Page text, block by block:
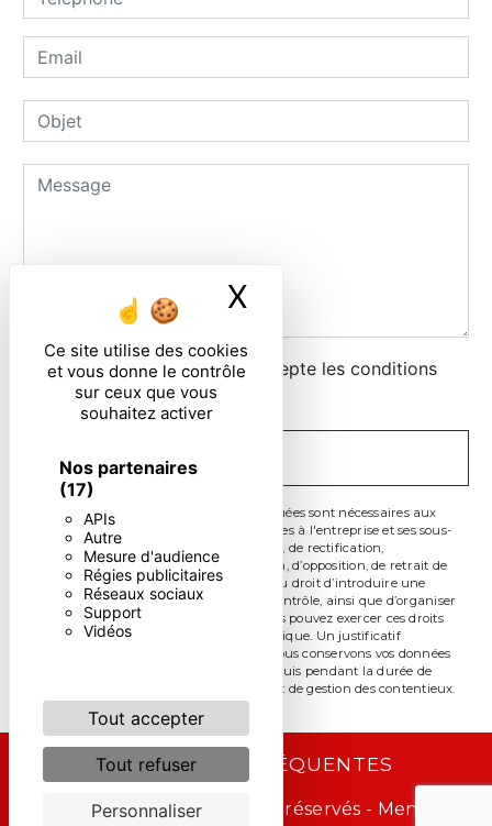
Ce site utilise des cookies
et vous donne le contrôle
sur ceux que vous
souhaitez activer
Nos partenaires
(17)
APIs
Autre
Mesure d'audience
Régies publicitaires
Réseaux sociaux
Support
Vidéos
Tout accepter
Tout refuser
Personnaliser
X
En cochant cette case, j'accepte les conditions
particulières ci-dessous **
** Les données personnelles communiquées sont nécessaires aux
fins de vous contacter. Elles sont destinées à l'entreprise et ses sous-
traitants. Vous disposez de droits d’accès, de rectification,
d’effacement, de portabilité, de limitation, d’opposition, de retrait de
votre consentement à tout moment et du droit d’introduire une
réclamation auprès d’une autorité de contrôle, ainsi que d’organiser
le sort de vos données post-mortem. Vous pouvez exercer ces droits
par voie postale ou par courrier électronique. Un justificatif
d'identité pourra vous être demandé. Nous conservons vos données
pendant la période de prise de contact puis pendant la durée de
prescription légale aux fins probatoire et de gestion des contentieux.
RECHERCHES FRÉQUENTES
Vistalid- 2026 - Tous droits réservés - Mentions